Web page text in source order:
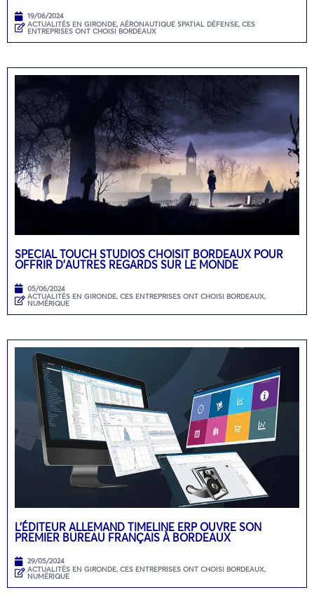
19/06/2024
ACTUALITÉS EN GIRONDE, AÉRONAUTIQUE SPATIAL DÉFENSE, CES
ENTREPRISES ONT CHOISI BORDEAUX
SPECIAL TOUCH STUDIOS CHOISIT BORDEAUX POUR
OFFRIR D’AUTRES REGARDS SUR LE MONDE
05/06/2024
ACTUALITÉS EN GIRONDE, CES ENTREPRISES ONT CHOISI BORDEAUX,
NUMÉRIQUE
L’ÉDITEUR ALLEMAND TIMELINE ERP OUVRE SON
PREMIER BUREAU FRANÇAIS À BORDEAUX
29/05/2024
ACTUALITÉS EN GIRONDE, CES ENTREPRISES ONT CHOISI BORDEAUX,
NUMÉRIQUE